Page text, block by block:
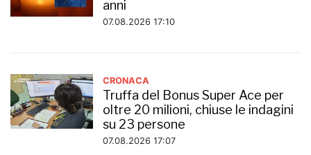
anni
07.08.2026 17:10
CRONACA
Truffa del Bonus Super Ace per
oltre 20 milioni, chiuse le indagini
su 23 persone
07.08.2026 17:07